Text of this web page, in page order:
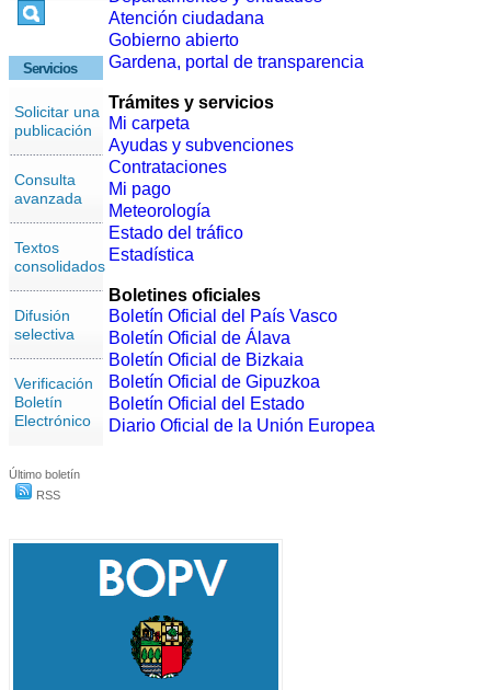
Servicios
Solicitar una
publicación
Consulta
avanzada
Textos
consolidados
Difusión
selectiva
Verificación
Boletín
Electrónico
Último boletín
RSS
Atención ciudadana
Gobierno abierto
Gardena, portal de transparencia
Trámites y servicios
Mi carpeta
Ayudas y subvenciones
Contrataciones
Mi pago
Meteorología
Estado del tráfico
Estadística
Boletines oficiales
Boletín Oficial del País Vasco
Boletín Oficial de Álava
Boletín Oficial de Bizkaia
Boletín Oficial de Gipuzkoa
Boletín Oficial del Estado
Diario Oficial de la Unión Europea